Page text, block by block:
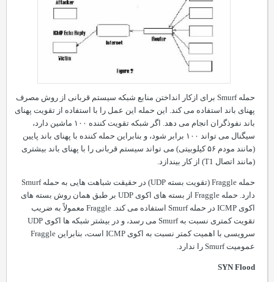
حملهSmurfبرای ازکار انداختن منابع شبکه سیستم قربانی از روش مصرف
پهنای باند استفاده می کند. این حمله این عمل را با استفاده از تقویت پهنای
باند نفوذگران انجام می دهد. اگر شبکه تقویت کننده ۱۰۰ ماشین دارد،
سیگنال می تواند ۱۰۰ برابر شود، و بنابراین حمله کننده با پهنای باند پایین
(مانند مودم ۵۶ کیلوبیت
ی) می تواند سیستم قربانیرابا پهنای باند بیشتری
(مانند اتصالT1 ) از کار بیندازد.
حملهFraggle(تقویت بستهUDP) در حقیقت شباهت هایی به حملهSmurf
دارد. حملهFraggleاز بسته های اکویUDPبر طبق همان روش بسته های
اکویICMPدر حملهSmurfاستفاده می کند.Fraggleمعمولاً به ضریب
تقویت کمتری نسبت به Smurfمی رسد، و در بیشتر شبکه ها اکویUDP
سرویسی با اهمیت کمتر نسبت به اکویICMPاست، بنابراینFraggle
عمومیتSmurfرا ندارد.
SYN Flood